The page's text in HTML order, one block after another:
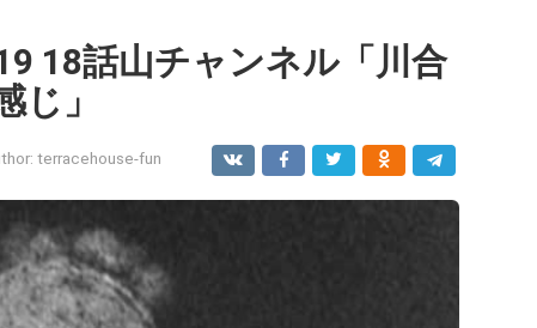
18話山チャンネル「川合
じ」
terracehouse-fun